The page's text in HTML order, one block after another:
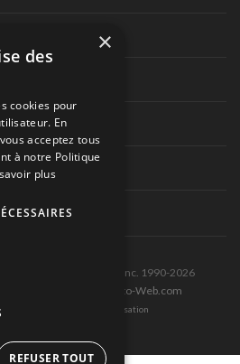
Éditions Pole-Position inc. 1990-2026
par Montréal-Photo-Web.com
et Conditions d’utilisation
×
des
cookies pour
En
acceptez tous
à notre Politique
plus
REFUSER TOUT